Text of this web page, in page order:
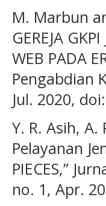
M. Marbun
GEREJA
WEB PADA
Pengabdian
Jul. 2020,
Y. R. Asih,
Pelayanan
PIECES,”
no. 1, Apr.